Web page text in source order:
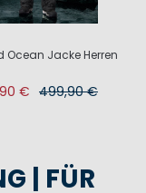
Ocean Jacke Herren
€ 499,90 €
| FÜR